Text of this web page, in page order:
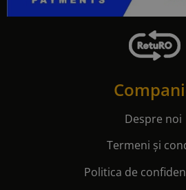
Despre noi
Termeni și
Politica de